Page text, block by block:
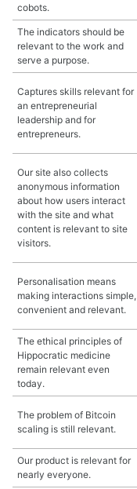
cobots.
The indicators should be
relevant to the work and
serve a purpose.
Captures skills relevant for
an entrepreneurial
leadership and for
entrepreneurs.
Our site also collects
anonymous information
about how users interact
with the site and what
content is relevant to site
visitors.
Personalisation means
making interactions simple,
convenient and relevant.
The ethical principles of
Hippocratic medicine
remain relevant even
today.
The problem of Bitcoin
scaling is still relevant.
Our product is relevant for
nearly everyone.